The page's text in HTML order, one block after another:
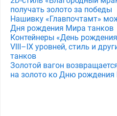
получать золото за победы
Нашивку «Главпочтамт»
Дня рождения Мира танков
Контейнеры «День
VIII–IX уровней, стиль и
танков
Золотой вагон
на золото ко Дню